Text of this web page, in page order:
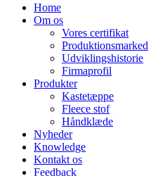
Home
Om os
Vores certifikat
Produktionsmarked
Udviklingshistorie
Firmaprofil
Produkter
Kastetæppe
Fleece stof
Håndklæde
Nyheder
Knowledge
Kontakt os
Feedback